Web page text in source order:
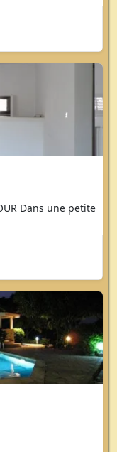
Dans une petite